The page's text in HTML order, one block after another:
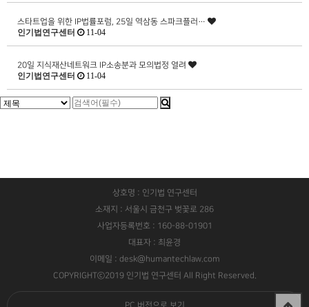
스타트업을 위한 IP법률포럼, 25일 역삼동 스파크플러…
인기법연구센터 11-04
20일 지식재산네트워크 IP소송분과 모의법정 열려
인기법연구센터 11-04
상호명 : 인기법 연구센터
소재지 : 서울시 금천구 벚꽃로 286
사업자등록번호 : 160-88-01901
대표자 : 최윤경
이메일 : desk@humantechlaw.com
COPYRIGHTⓒ2019 인기법 연구센터 All Right Reserved.